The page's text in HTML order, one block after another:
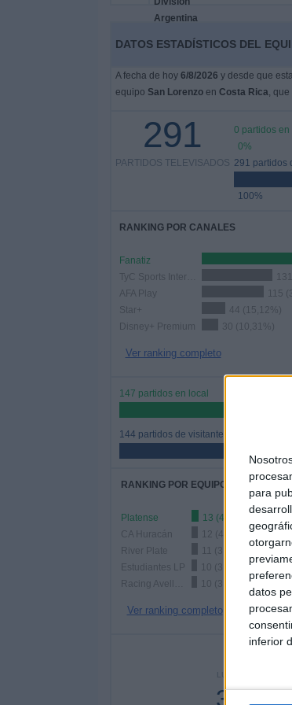
para
datos
inferior
DATOS ESTADÍSTICOS DEL
A fecha de hoy 6/8/2026 y desde que
equipo San Lorenzoen Costa Rica, que
291
PARTIDOS TELEVISADOS
0 partidos en
0%
291 partidos
100%
RANKING POR CANALES
Fanatiz
AFA Play
115
Star+
44 (15,12%)
Disney+ Premium
30 (10,31%)
Ver ranking completo
147 partidos en local
144 partidos de visitante
RANKING POR EQUIPOS
Platense
13 (4,47%)
CA Huracán
12 (4,12%)
River Plate
11 (3,78%)
Estudiantes LP
10 (3,44%)
10 (3,44%)
Ver ranking completo
LUNES
36